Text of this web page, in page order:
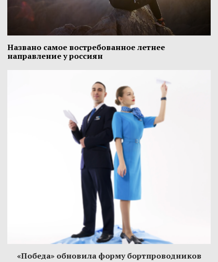
Названо самое востребованное летнее
направление у россиян
«Победа» обновила форму бортпроводников